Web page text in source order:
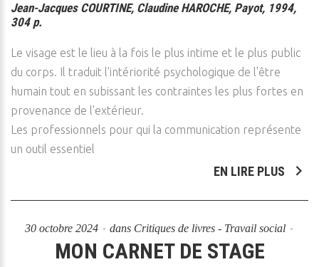
Jean-Jacques COURTINE, Claudine HAROCHE, Payot, 1994,
304 p.
Le visage est le lieu à la fois le plus intime et le plus public
du corps. Il traduit l'intériorité psychologique de l'être
humain tout en subissant les contraintes les plus fortes en
provenance de l'extérieur.
Les professionnels pour qui la communication représente
un outil essentiel
EN LIRE PLUS
30 octobre 2024 dans Critiques de livres - Travail social
MON CARNET DE STAGE